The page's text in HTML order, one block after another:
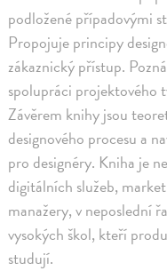
podložené případovými
Propojuje principy
zákaznický přístup.
spolupráci projektového
Závěrem knihy jsou
designového procesu a
pro designéry. Kniha je
digitálních služeb,
manažery, v neposlední
vysokých škol, kteří
studují.